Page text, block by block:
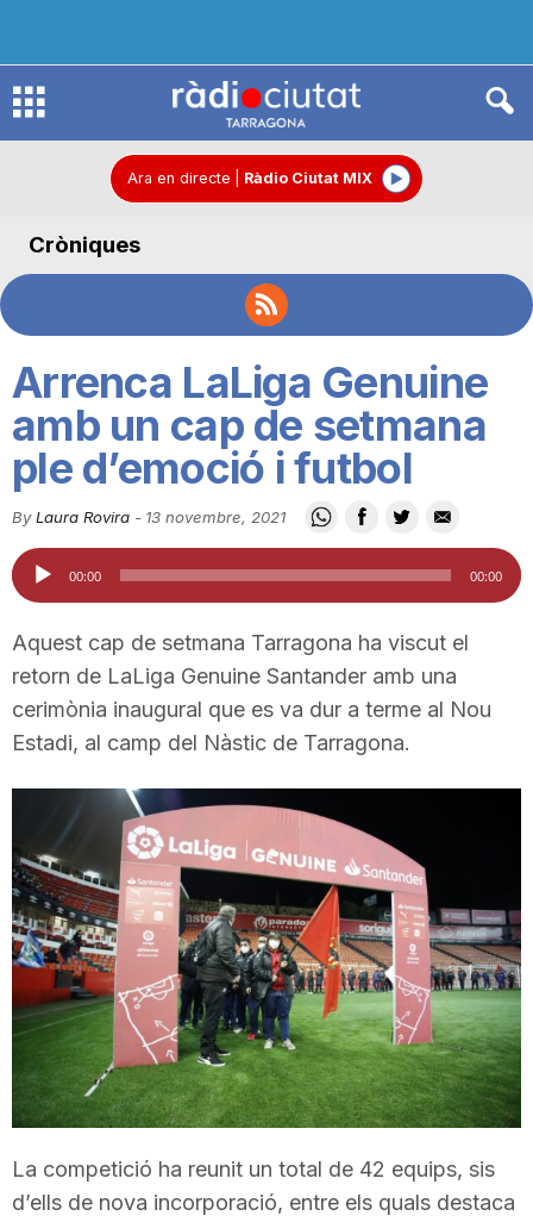
R
d
C
u
t
a
t
d
e
T
a
Ara en directe Ràdio Ciutat MIX
Cròniques
Arrenca LaLiga Genuine
amb un cap de setmana
ple d’emoció i futbol
By Laura Rovira - 13 novembre, 2021
Reproductor
d'àudio
00:00 00:00
Aquest cap de setmana Tarragona ha viscut el
retorn de LaLiga Genuine Santander amb una
cerimònia inaugural que es va dur a terme al Nou
Estadi, al camp del Nàstic de Tarragona.
La competició ha reunit un total de 42 equips, sis
d’ells de nova incorporació, entre els quals destaca